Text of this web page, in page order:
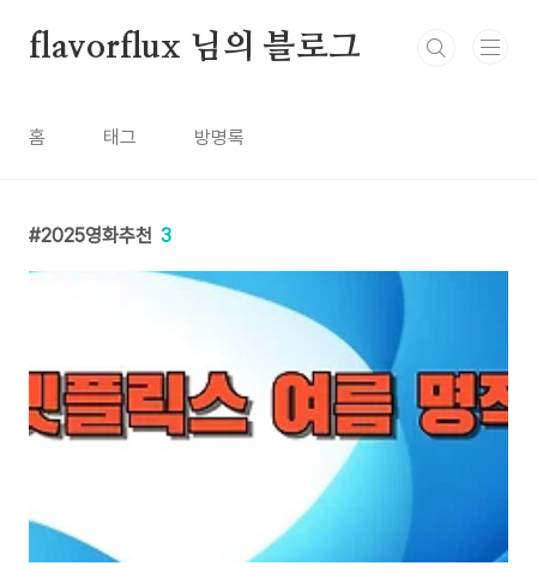
flavorflux 님의 블로그
홈 태그 방명록
2025영화추천 3